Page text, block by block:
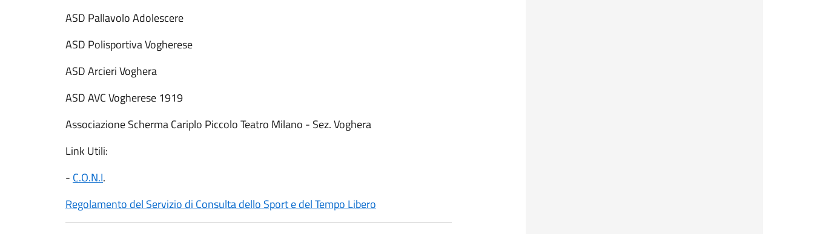
ASD Pallavolo Adolescere
ASD Polisportiva Vogherese
ASD Arcieri Voghera
ASD AVC Vogherese 1919
Associazione Scherma Cariplo Piccolo Teatro Milano - Sez. Voghera
Link Utili:
- C.O.N.I.
Regolamento del Servizio di Consulta dello Sport e del Tempo Libero